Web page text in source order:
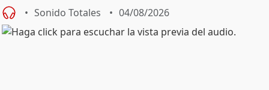
Sonido Totales 04/08/2026